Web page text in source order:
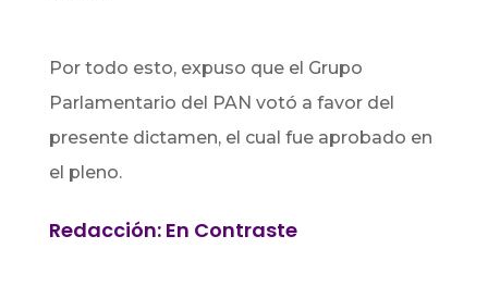
Por todo esto, expuso que el Grupo
Parlamentario del PAN votó a favor del
presente dictamen, el cual fue aprobado en
el pleno.
Redacción: En Contraste